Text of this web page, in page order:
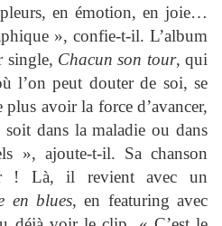
pleurs, en émotion, en joie…
», confie-t-il. L’album
single, Chacun son tour, qui
l’on peut douter de soi, se
avoir la force d’avancer,
dans la maladie ou dans
», ajoute-t-il. Sa chanson
! Là, il revient avec un
en blues, en featuring avec